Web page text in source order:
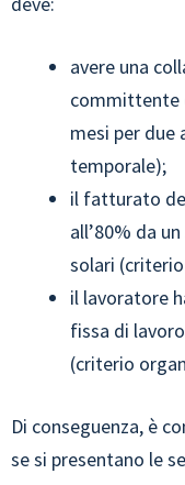
avere una
committente
mesi per due
temporale);
il fatturato
all’80% da
solari
il lavoratore
fissa di
(criterio
Di conseguenza, è
se si presentano le